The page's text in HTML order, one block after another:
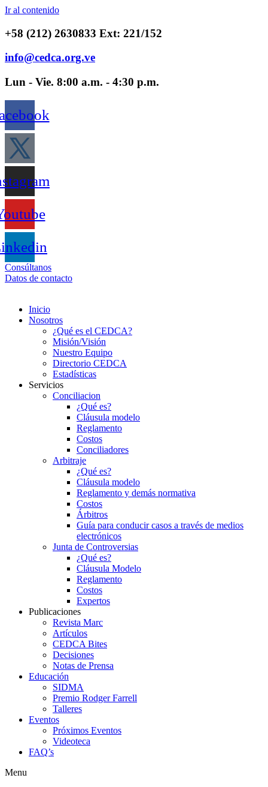
Ir al contenido
+58 (212) 2630833 Ext: 221/152
info@cedca.org.ve
Lun - Vie. 8:00 a.m. - 4:30 p.m.
Consúltanos
Datos de contacto
Inicio
Nosotros
¿Qué es el CEDCA?
Misión/Visión
Nuestro Equipo
Directorio CEDCA
Estadísticas
Servicios
Conciliacion
¿Qué es?
Cláusula modelo
Reglamento
Costos
Conciliadores
Arbitraje
¿Qué es?
Cláusula modelo
Reglamento y demás normativa
Costos
Árbitros
Guía para conducir casos a través de medios
electrónicos
Junta de Controversias
¿Qué es?
Cláusula Modelo
Reglamento
Costos
Expertos
Publicaciones
Revista Marc
Artículos
CEDCA Bites
Decisiones
Notas de Prensa
Educación
SIDMA
Premio Rodger Farrell
Talleres
Eventos
Próximos Eventos
Videoteca
FAQ’s
Menu